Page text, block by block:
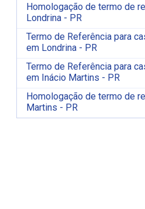
Homologação de termo de
Londrina - PR
Termo de Referência para
em Londrina - PR
Termo de Referência para
em Inácio Martins - PR
Homologação de termo de
Martins - PR